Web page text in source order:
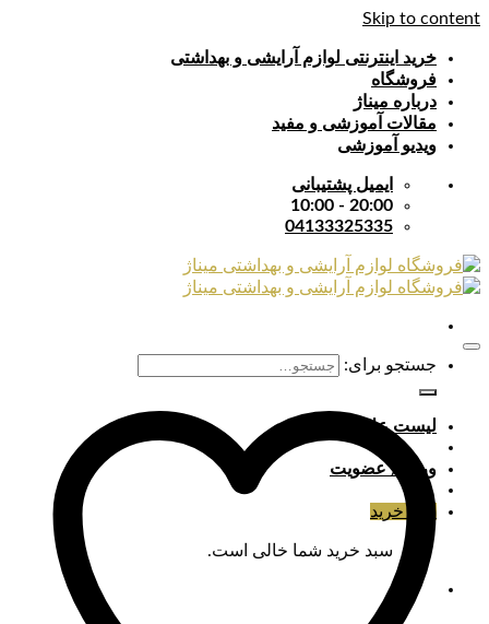
Skip to content
خرید اینترنتی لوازم آرایشی و بهداشتی
فروشگاه
درباره میناژ
مقالات آموزشی و مفید
ویدیو آموزشی
ایمیل پشتیبانی
20:00 - 10:00
04133325335
جستجو برای:
لیست علایق
ورود / عضویت
سبد خرید
سبد خرید شما خالی است.